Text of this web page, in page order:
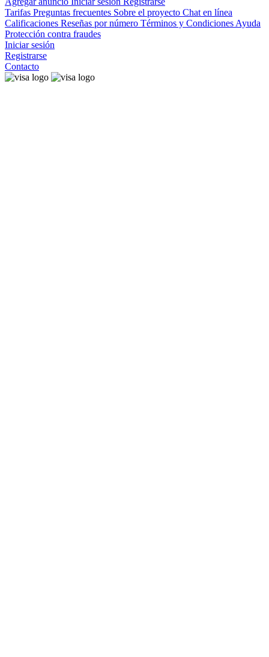
Tarifas Preguntas frecuentes Sobre el proyecto Chat en línea
Calificaciones Reseñas por número Términos y Condiciones Ayuda
Protección contra fraudes
Iniciar sesión
Registrarse
Contacto